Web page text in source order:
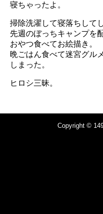
寝ちゃったよ。
掃除洗濯して寝落ちして
先週のぼっちキャンプを
おやつ食べてお絵描き。
晩ごはん食べて迷宮グル
しまった。
ヒロシ三昧。
Copyright ©